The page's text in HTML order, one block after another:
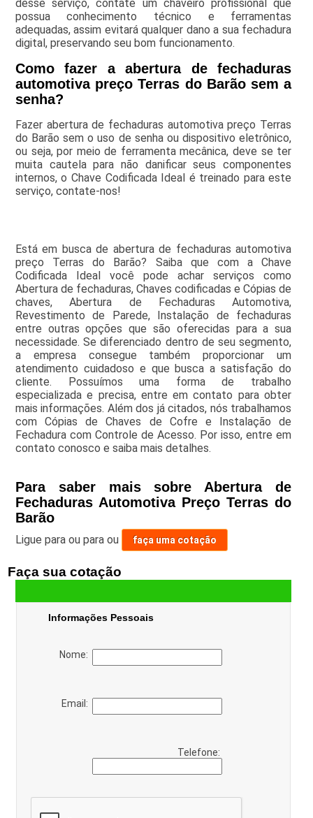
desse serviço, contate um chaveiro profissional que
possua conhecimento técnico e ferramentas
adequadas, assim evitará qualquer dano a sua fechadura
digital, preservando seu bom funcionamento.
Como fazer a abertura de fechaduras
automotiva preço Terras do Barão sem a
senha?
Fazer abertura de fechaduras automotiva preço Terras
do Barão sem o uso de senha ou dispositivo eletrônico,
ou seja, por meio de ferramenta mecânica, deve se ter
muita cautela para não danificar seus componentes
internos, o Chave Codificada Ideal é treinado para este
serviço, contate-nos!
Está em busca de abertura de fechaduras automotiva
preço Terras do Barão? Saiba que com a Chave
Codificada Ideal você pode achar serviços como
Abertura de fechaduras, Chaves codificadas e Cópias de
chaves, Abertura de Fechaduras Automotiva,
Revestimento de Parede, Instalação de fechaduras
entre outras opções que são oferecidas para a sua
necessidade. Se diferenciado dentro de seu segmento,
a empresa consegue também proporcionar um
atendimento cuidadoso e que busca a satisfação do
cliente. Possuímos uma forma de trabalho
especializada e precisa, entre em contato para obter
mais informações. Além dos já citados, nós trabalhamos
com Cópias de Chaves de Cofre e Instalação de
Fechadura com Controle de Acesso. Por isso, entre em
contato conosco e saiba mais detalhes.
Para saber mais sobre Abertura de
Fechaduras Automotiva Preço Terras do
Barão
Ligue para ou para ou faça uma cotação
Faça sua cotação
Informações Pessoais
Nome:
Email:
Telefone: